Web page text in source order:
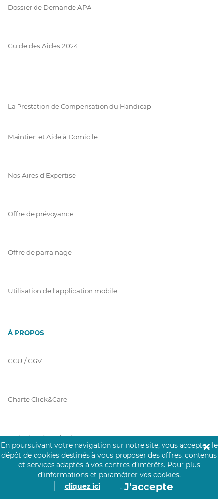
Dossier de Demande APA
Guide des Aides 2024
La Prestation de Compensation du Handicap
Maintien et Aide à Domicile
Nos Aires d'Expertise
Offre de prévoyance
Offre de parrainage
Utilisation de l'application mobile
À PROPOS
CGU / GGV
Charte Click&Care
Code de Déontologie
Mentions Légales
En poursuivant votre navigation sur notre site, vous acceptez le
dépôt de cookies destinés à vous proposer des offres, contenus
et services adaptés à vos centres d’intérêts. Pour plus
d’informations et paramétrer vos cookies,
cliquez ici
. J'accepte
✕